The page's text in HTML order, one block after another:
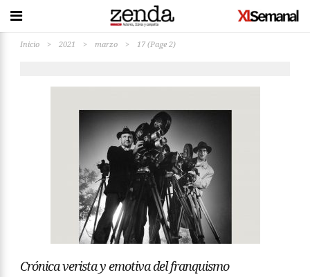
Inicio > 2021 > marzo > 17 (Page 2)
Crónica verista y emotiva del franquismo